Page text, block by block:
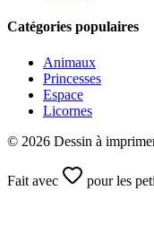
Catégories populaires
Animaux
Princesses
Espace
Licornes
© 2026 Dessin à
Fait avec pour les